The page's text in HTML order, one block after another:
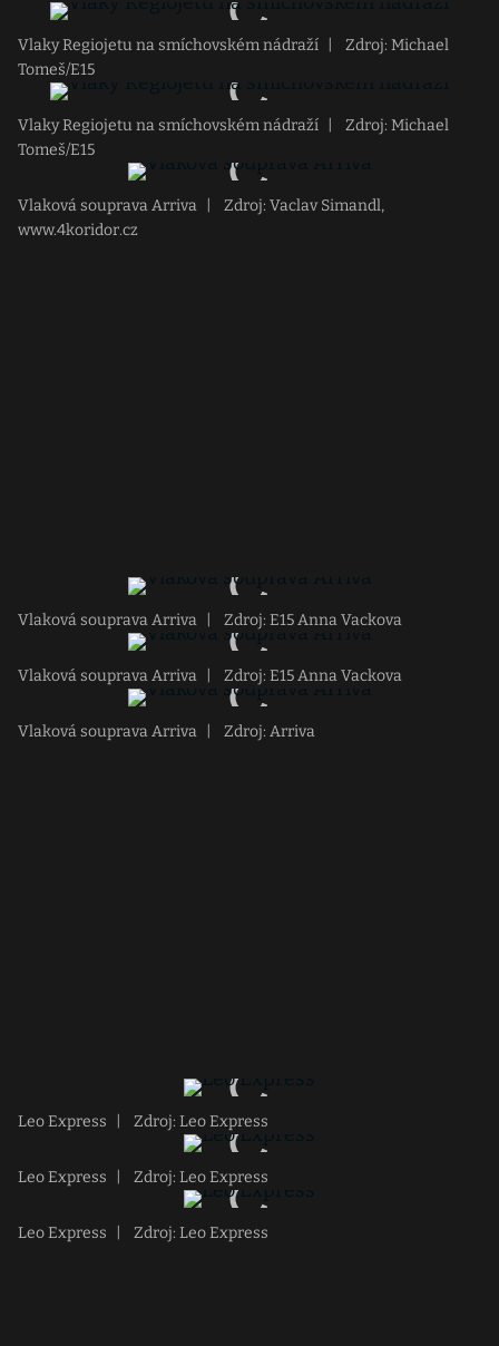
Vlaky Regiojetu na smíchovském nádraží
Zdroj: Michael
Tomeš/E15
Vlaky Regiojetu na smíchovském nádraží
Zdroj: Michael
Tomeš/E15
Vlaková souprava Arriva
Zdroj: Vaclav Simandl,
www.4koridor.cz
Vlaková souprava Arriva Zdroj: E15 Anna Vackova
Vlaková souprava Arriva Zdroj: E15 Anna Vackova
Vlaková souprava Arriva Zdroj: Arriva
Leo Express Zdroj: Leo Express
Leo Express Zdroj: Leo Express
Leo Express Zdroj: Leo Express